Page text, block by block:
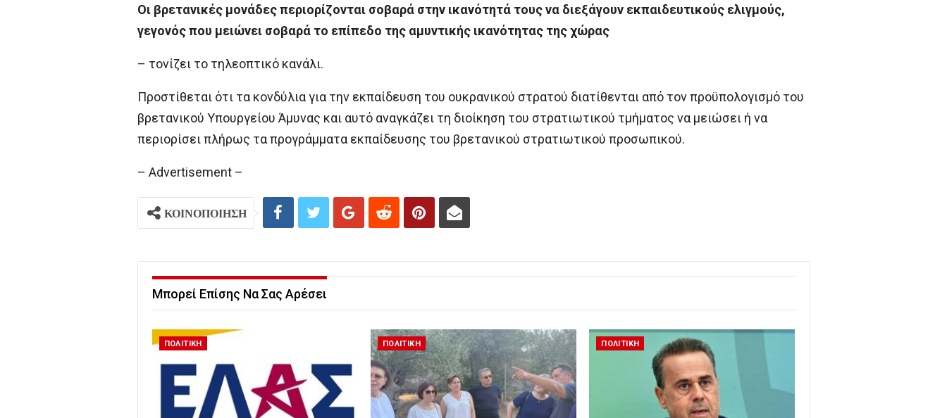
Οι βρετανικές μονάδες περιορίζονται σοβαρά στην ικανότητά τους να διεξάγουν εκπαιδευτικούς ελιγμούς,
γεγονός που μειώνει σοβαρά το επίπεδο της αμυντικής ικανότητας της χώρας
– τονίζει το τηλεοπτικό κανάλι.
Προστίθεται ότι τα κονδύλια για την εκπαίδευση του ουκρανικού στρατού διατίθενται από τον προϋπολογισμό του
βρετανικού Υπουργείου Άμυνας και αυτό αναγκάζει τη διοίκηση του στρατιωτικού τμήματος να μειώσει ή να
περιορίσει πλήρως τα προγράμματα εκπαίδευσης του βρετανικού στρατιωτικού προσωπικού.
– Advertisement –
ΚΟΙΝΟΠΟΙΗΣΗ
Μπορεί Επίσης Να Σας Αρέσει
ΠΟΛΙΤΙΚΗ ΠΟΛΙΤΙΚΗ ΠΟΛΙΤΙΚΗ